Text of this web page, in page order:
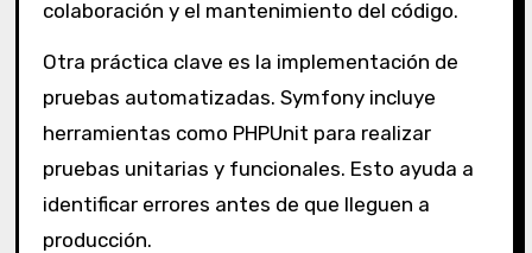
colaboración y el mantenimiento del código.
Otra práctica clave es la implementación de
pruebas automatizadas. Symfony incluye
herramientas como PHPUnit para realizar
pruebas unitarias y funcionales. Esto ayuda a
identificar errores antes de que lleguen a
producción.